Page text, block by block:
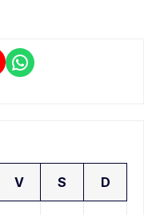
WhatsApp
V S D